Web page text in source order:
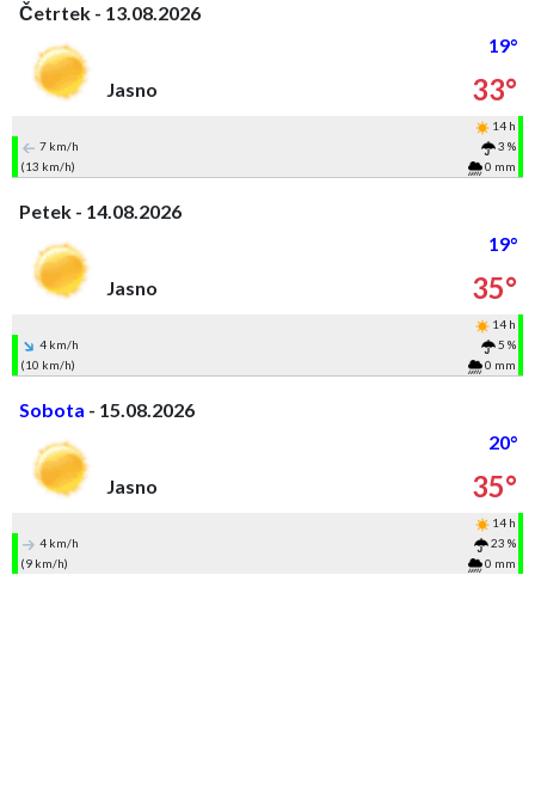
Četrtek - 13.08.2026
19°
Jasno
33°
14 h
7 km/h
3 %
(13 km/h)
0 mm
Petek - 14.08.2026
19°
Jasno
35°
14 h
4 km/h
5 %
(10 km/h)
0 mm
Sobota - 15.08.2026
20°
Jasno
35°
14 h
4 km/h
23 %
(9 km/h)
0 mm